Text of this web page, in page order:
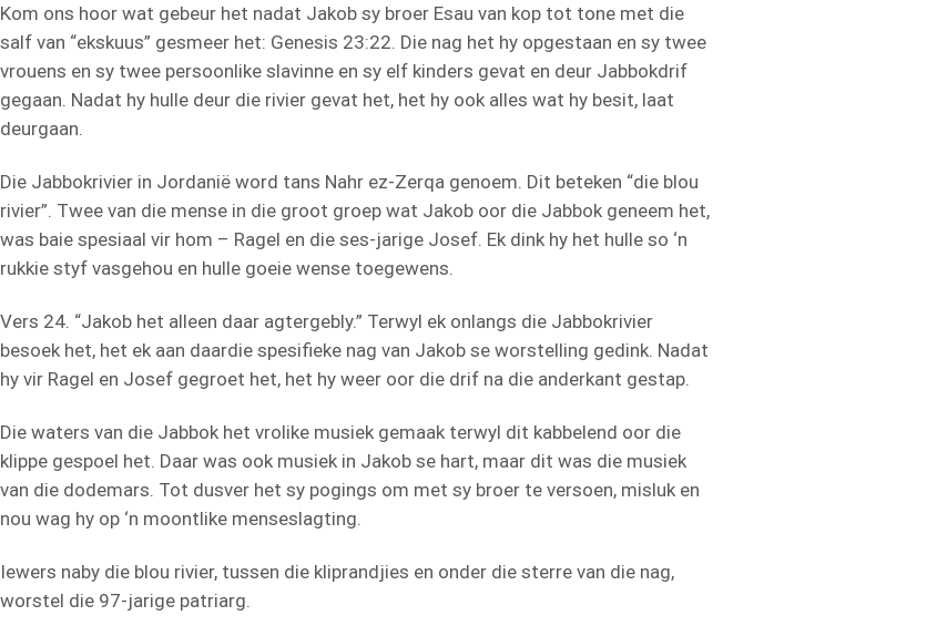
Kom ons hoor wat gebeur het nadat Jakob sy broer Esau van kop tot tone met die
salf van “ekskuus” gesmeer het: Genesis 23:22. Die nag het hy opgestaan en sy twee
vrouens en sy twee persoonlike slavinne en sy elf kinders gevat en deur Jabbokdrif
gegaan. Nadat hy hulle deur die rivier gevat het, het hy ook alles wat hy besit, laat
deurgaan.
Die Jabbokrivier in Jordanië word tans Nahr ez-Zerqa genoem. Dit beteken “die blou
rivier”. Twee van die mense in die groot groep wat Jakob oor die Jabbok geneem het,
was baie spesiaal vir hom – Ragel en die ses-jarige Josef. Ek dink hy het hulle so ‘n
rukkie styf vasgehou en hulle goeie wense toegewens.
Vers 24. “Jakob het alleen daar agtergebly.” Terwyl ek onlangs die Jabbokrivier
besoek het, het ek aan daardie spesifieke nag van Jakob se worstelling gedink. Nadat
hy vir Ragel en Josef gegroet het, het hy weer oor die drif na die anderkant gestap.
Die waters van die Jabbok het vrolike musiek gemaak terwyl dit kabbelend oor die
klippe gespoel het. Daar was ook musiek in Jakob se hart, maar dit was die musiek
van die dodemars. Tot dusver het sy pogings om met sy broer te versoen, misluk en
nou wag hy op ‘n moontlike menseslagting.
Iewers naby die blou rivier, tussen die kliprandjies en onder die sterre van die nag,
worstel die 97-jarige patriarg.